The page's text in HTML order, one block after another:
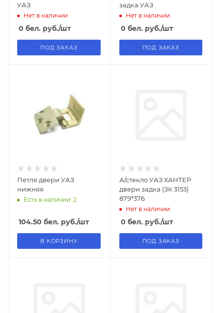
УАЗ
Нет в наличии
0 бел. руб./шт
ПОД ЗАКАЗ
задка УАЗ
Нет в наличии
0 бел. руб./шт
ПОД ЗАКАЗ
Петля двери УАЗ
нижняя
Есть в наличии: 2
104.50 бел. руб./шт
В КОРЗИНУ
А/стекло УАЗ ХАНТЕР
двери задка (ЗК 3153)
879*376
Нет в наличии
0 бел. руб./шт
ПОД ЗАКАЗ